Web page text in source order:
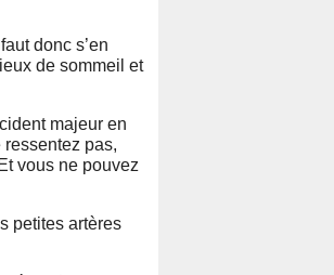
donc s’en
de sommeil et
majeur en
pas,
vous ne pouvez
petites artères